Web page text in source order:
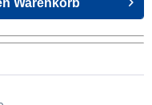
Warenkorb